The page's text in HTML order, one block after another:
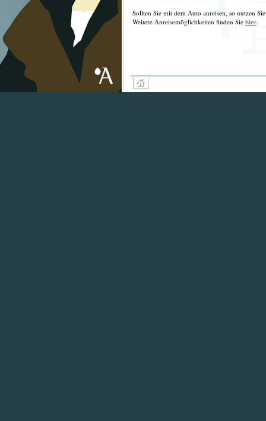
Sollten Sie mit dem Auto anreisen, so nutzen
Weitere Anreisemöglichkeiten finden Sie hier.